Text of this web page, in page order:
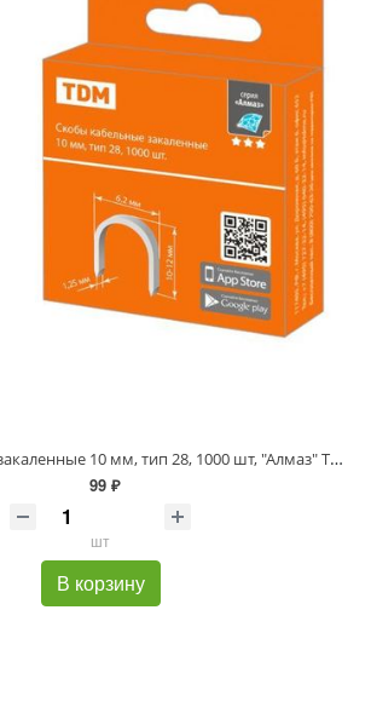
Скобы кабельные закаленные 10 мм, тип 28, 1000 шт, "Алмаз" TDM
99 ₽
шт
В корзину